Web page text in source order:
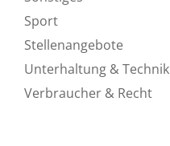
Sport
Stellenangebote
Unterhaltung & Technik
Verbraucher & Recht